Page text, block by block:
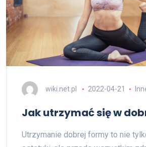
wiki.net.pl 2022-04-21
Jak utrzymać się w
Utrzymanie dobrej formy to nie